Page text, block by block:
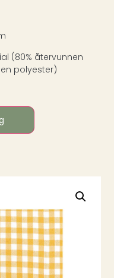
(80% återvunnen
polyester)